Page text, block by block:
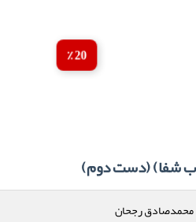
20 ٪
شفا) (دست دوم)
محمدصادق رجحان